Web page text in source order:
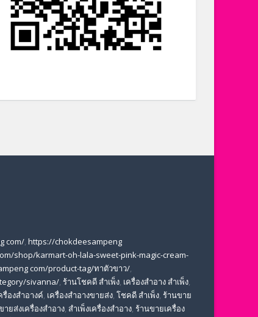
com/, https://chokdeesampeng
shop/karmart-oh-lala-sweet-pink-magic-cream-
com/product-tag/ทาตัวขาว/,
sivanna/, ร้านโชคดี สําเพ็ง, เครื่องสำอาง สำเพ็ง,
รื่องสำอางค์, เครื่องสำอางขายส่ง, โชคดี สําเพ็ง, ร้านขาย
ายส่งเครื่องสำอาง, สําเพ็งเครื่องสําอาง, ร้านขายเครื่อง